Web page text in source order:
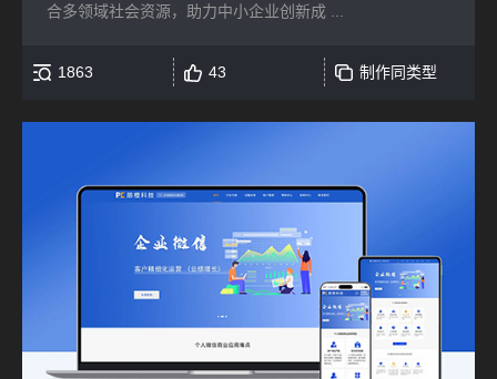
合多领域社会资源，助力中小企业创新成 ...
1863 43 制作同类型